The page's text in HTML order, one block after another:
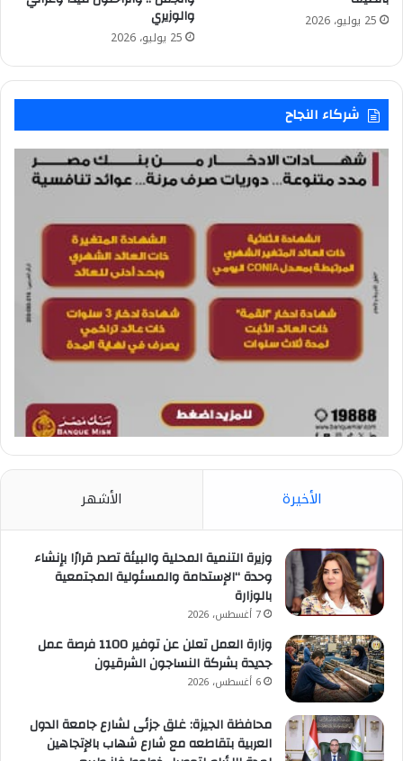
25 يوليو، 2026 والوزيري
25 يوليو، 2026
شركاء النجاح
الأخيرة الأشهر
وزيرة التنمية المحلية والبيئة تصدر قرارًا بإنشاء
وحدة “الإستدامة والمسئولية المجتمعية
بالوزارة
7 أغسطس، 2026
وزارة العمل تعلن عن توفير 1100 فرصة عمل
جديدة بشركة النساجون الشرقيون
6 أغسطس، 2026
محافظة الجيزة: غلق جزئى لشارع جامعة الدول
العربية بتقاطعه مع شارع شهاب بالإتجاهين